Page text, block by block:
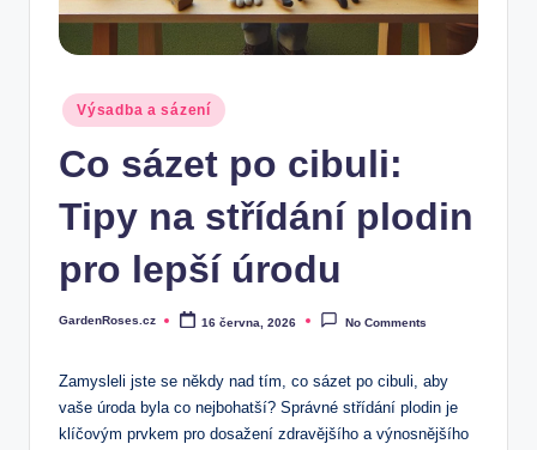
Posted
in
Výsadba a sázení
Co sázet po cibuli:
Tipy na střídání plodin
pro lepší úrodu
Posted
GardenRoses.cz 16 června, 2026 No Comments
Zamysleli jste se někdy nad tím, co sázet po cibuli, aby
vaše úroda byla co nejbohatší? Správné střídání plodin je
klíčovým prvkem pro dosažení zdravějšího a výnosnějšího